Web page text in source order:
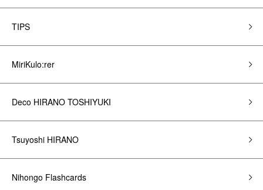
TIPS
MiriKulo:rer
Deco HIRANO TOSHIYUKI
Tsuyoshi HIRANO
Nihongo Flashcards